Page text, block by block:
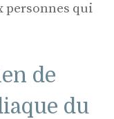
personnes qui
de
du